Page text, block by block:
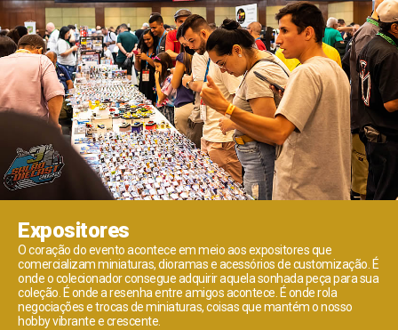
Expositores
O coração do evento acontece em meio aos expositores que
comercializam miniaturas, dioramas e acessórios de customização. É
onde o colecionador consegue adquirir aquela sonhada peça para sua
coleção. É onde a resenha entre amigos acontece. É onde rola
negociações e trocas de miniaturas, coisas que mantém o nosso
hobby vibrante e crescente.